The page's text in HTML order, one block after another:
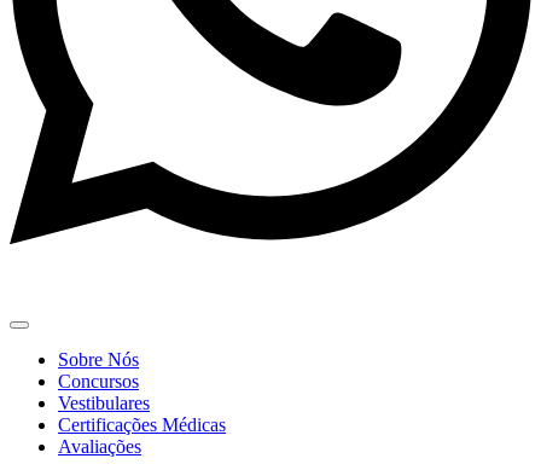
Sobre Nós
Concursos
Vestibulares
Certificações Médicas
Avaliações